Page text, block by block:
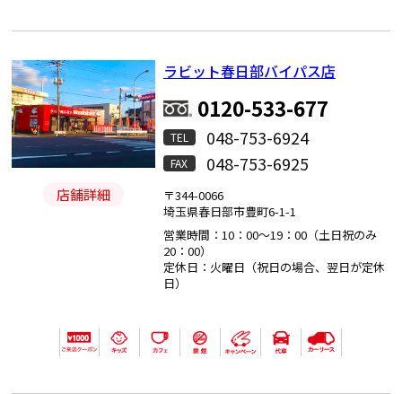
店舗詳細
ラビット春日部バイパス店
0120-533-677
TEL 048-753-6924
FAX 048-753-6925
〒344-0066
埼玉県春日部市豊町6-1-1
営業時間：10：00～19：00（土日祝のみ
20：00）
定休日：火曜日（祝日の場合、翌日が定休
日）